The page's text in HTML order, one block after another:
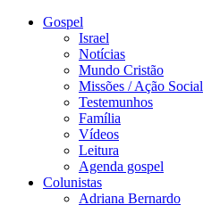
Gospel
Israel
Notícias
Mundo Cristão
Missões / Ação Social
Testemunhos
Família
Vídeos
Leitura
Agenda gospel
Colunistas
Adriana Bernardo